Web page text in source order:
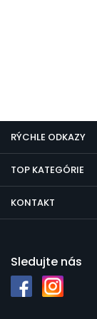
RÝCHLE ODKAZY
TOP KATEGÓRIE
KONTAKT
Sledujte nás